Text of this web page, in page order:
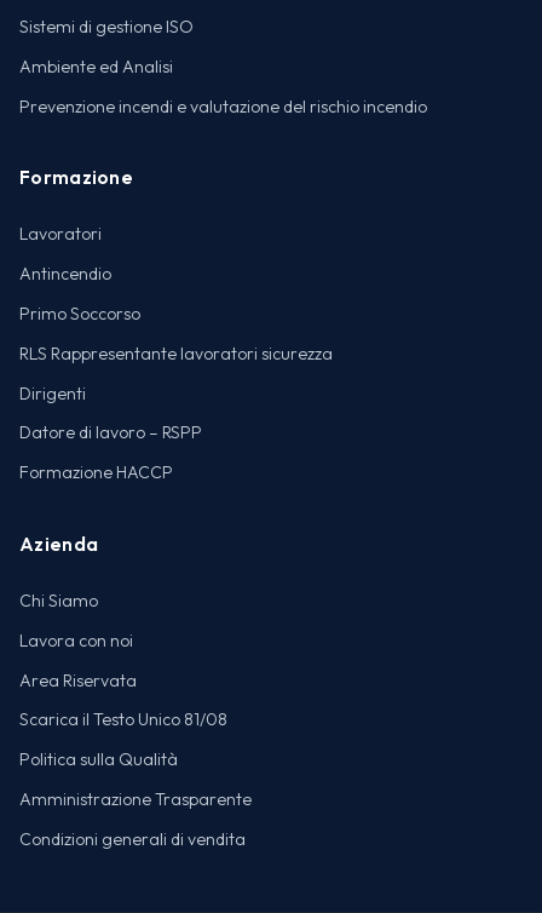
Sistemi di gestione ISO
Ambiente ed Analisi
Prevenzione incendi e valutazione del rischio incendio
Formazione
Lavoratori
Antincendio
Primo Soccorso
RLS Rappresentante lavoratori sicurezza
Dirigenti
Datore di lavoro – RSPP
Formazione HACCP
Azienda
Chi Siamo
Lavora con noi
Area Riservata
Scarica il Testo Unico 81/08
Politica sulla Qualità
Amministrazione Trasparente
Condizioni generali di vendita